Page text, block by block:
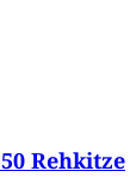
Rehkitze